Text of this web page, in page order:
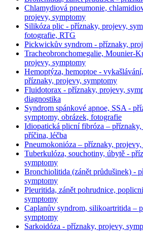
Chlamydiová pneumonie,
projevy, symptomy
Silikóza plic - příznaky, projevy,
fotografie, RTG
Pickwickův syndrom - příznaky,
Tracheobronchomegalie, Mounier-
projevy, symptomy
Hemoptýza, hemoptoe -
příznaky, projevy, symptomy
Fluidotorax - příznaky, projevy,
diagnostika
Syndrom spánkové apnoe, SSA -
symptomy, obrázek, fotografie
Idiopatická plicní fibróza –
příčina, léčba
Pneumokonióza – příznaky,
Tuberkulóza, souchotiny, úbytě -
symptomy
Bronchiolitida (zánět průdušinek) -
symptomy
Pleuritida, zánět pohrudnice,
symptomy
Caplanův syndrom, silikoartritida –
symptomy
Sarkoidóza - příznaky, projevy,